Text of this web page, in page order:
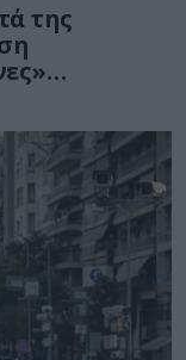
της